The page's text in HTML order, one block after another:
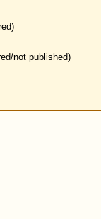
not published)